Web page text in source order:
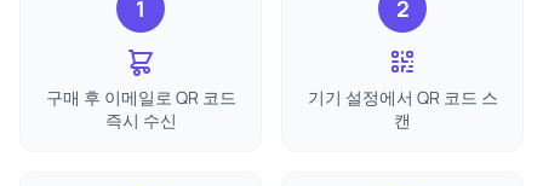
1
구매 후 이메일로 QR 코드
즉시 수신
2
기기 설정에서 QR 코드 스
캔